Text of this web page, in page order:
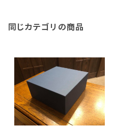
同じカテゴリの商品